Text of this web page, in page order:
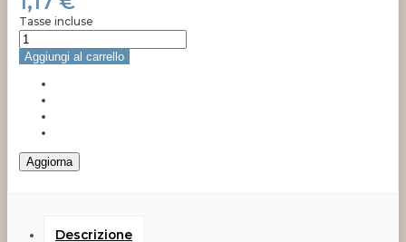
Tasse incluse
Aggiungi al carrello
Descrizione